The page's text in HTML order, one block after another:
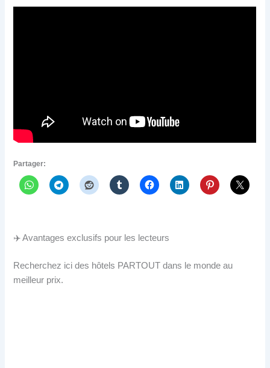
Partager:
✈️ Avantages exclusifs pour les lecteurs
Recherchez ici des hôtels PARTOUT dans le monde au
meilleur prix.